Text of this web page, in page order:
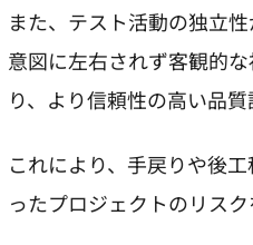
また、テスト活動の独立
意図に左右されず客観的
り、より信頼性の高い品質
これにより、手戻りや後
ったプロジェクトのリスク